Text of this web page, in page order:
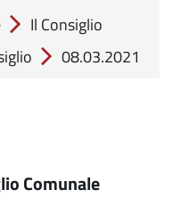
Il Consiglio
08.03.2021
Comunale